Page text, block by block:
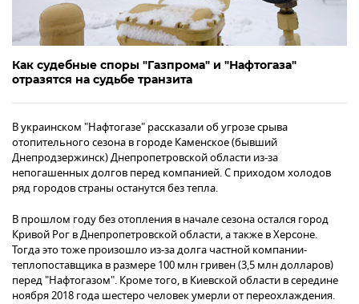
Как судебные споры "Газпрома" и "Нафтогаза"
отразятся на судьбе транзита
В украинском "Нафтогазе" рассказали об угрозе срыва
отопительного сезона в городе Каменское (бывший
Днепродзержинск) Днепропетровской области из-за
непогашенных долгов перед компанией. С приходом холодов
ряд городов страны останутся без тепла.
В прошлом году без отопления в начале сезона остался город
Кривой Рог в Днепропетровской области, а также в Херсоне.
Тогда это тоже произошло из-за долга частной компании-
теплопоставщика в размере 100 млн гривен (3,5 млн долларов)
перед "Нафтогазом". Кроме того, в Киевской области в середине
ноября 2018 года шестеро человек умерли от переохлаждения.